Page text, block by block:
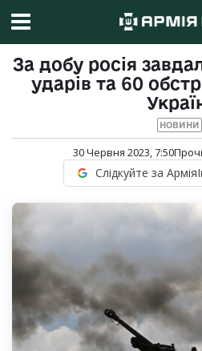
За добу росія
ударів та 60
НОВИНИ
30 Червня 2023, 7:50
Слідкуйте за